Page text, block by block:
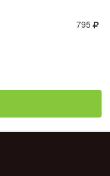
795